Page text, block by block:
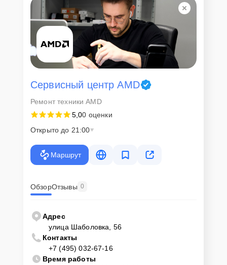
Сервисный центр AMD
Ремонт техники AMD
5,00 оценки
Открыто до 21:00
Маршрут
ОбзорОтзывы 0
Адрес
улица Шаболовка, 56
Контакты
+7 (495) 032-67-16
Время работы